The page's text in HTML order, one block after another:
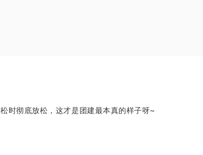
时彻底放松，这才是团建最本真的样子呀~